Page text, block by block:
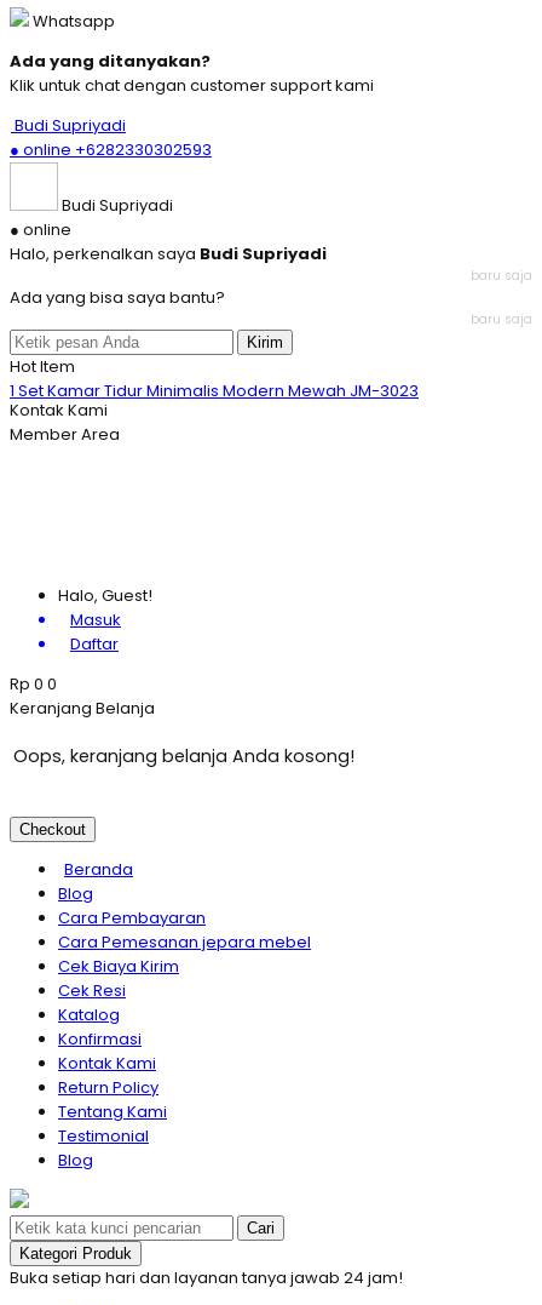
Whatsapp
Ada yang ditanyakan?
Klik untuk chat dengan customer support kami
Budi Supriyadi
● online +6282330302593
Budi Supriyadi
● online
Halo, perkenalkan saya Budi Supriyadi
baru saja
Ada yang bisa saya bantu?
baru saja
Kirim
Hot Item
1 Set Kamar Tidur Minimalis Modern Mewah JM-3023
Desain Tempat Tidur Terbaru Style Minimalis JM-123
Best Kursi Makan Jati Modern Mewah Model Baru JM-1
Kontak Kami
Member Area
Halo, Guest!
Masuk
Daftar
Rp 0 0
Keranjang Belanja
Oops, keranjang belanja Anda kosong!
Checkout
Beranda
Blog
Cara Pembayaran
Cara Pemesanan jepara mebel
Cek Biaya Kirim
Cek Resi
Katalog
Konfirmasi
Kontak Kami
Return Policy
Tentang Kami
Testimonial
Blog
Cari
Kategori Produk
Buka setiap hari dan layanan tanya jawab 24 jam!